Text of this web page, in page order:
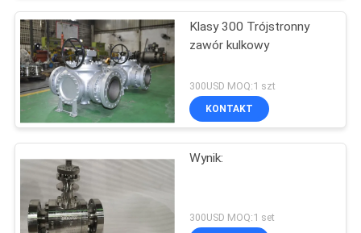
Klasy 300 Trójstronny
zawór kulkowy
300USD MOQ:1 szt
KONTAKT
Wynik:
300USD MOQ:1 set